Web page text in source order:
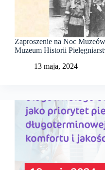
Zaproszenie na Noc
Muzeum Historii
13 maja, 2024